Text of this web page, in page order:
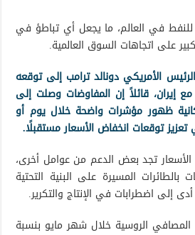
في العالم، ما يجعل أي تباطؤ في
على اتجاهات السوق العالمية.
الأمريكي دونالد ترامب إلى توقعه
إيران، قائلاً إن المفاوضات وصلت إلى
ظهور مؤشرات واضحة خلال يوم أو
توقعات انخفاض الأسعار مستقبلًا.
الأسعار تجد بعض الدعم من عوامل أخرى،
بالطائرات المسيرة على البنية التحتية
إلى اضطرابات في الإنتاج والتكرير.
الروسية خلال شهر مايو بنسبة